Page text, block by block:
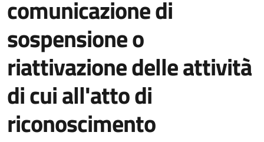
comunicazione di
sospensione o
riattivazione delle attività
di cui all'atto di
riconoscimento